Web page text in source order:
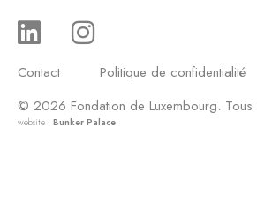
Contact Politique de confidentialité
© 2026 Fondation de Luxembourg. Tous
website : Bunker Palace